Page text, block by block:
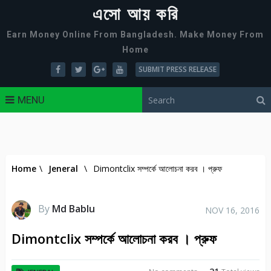
এসো আয় করি
Earn Money Online From Bangladesh. Make Money From
Home
SUBMIT PRESS RELEASE
MENU
Home \ Jeneral \ Dimontclix সম্পর্কে আলোচনা করব । প্রুফ
By Md Bablu NOV 16, 2016
Dimontclix সম্পর্কে আলোচনা করব । প্রুফ